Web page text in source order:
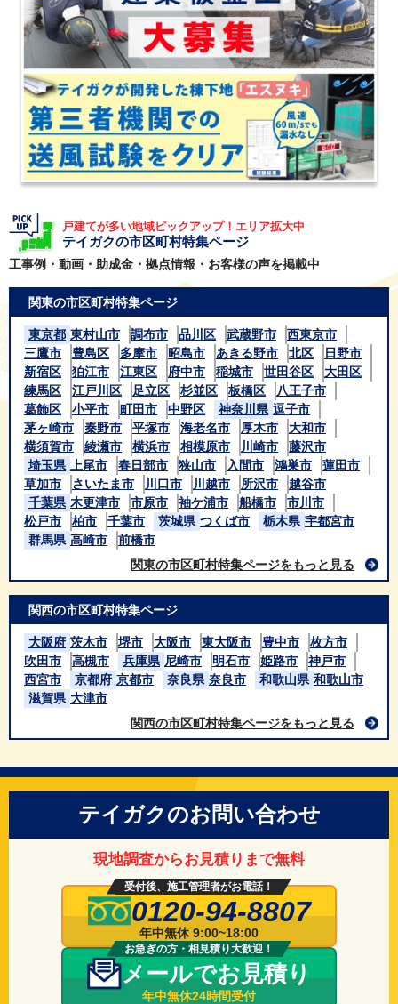
戸建てが多い地域ピックアップ！エリア拡大中
テイガクの市区町村特集ページ
工事例・動画・助成金・拠点情報・お客様の声を掲載中
関東の市区町村特集ページ
東京都 東村山市 調布市 品川区 武蔵野市
西東京市
三鷹市
豊島区 多摩市 昭島市 あきる野市 北区
日野市
新宿区
狛江市 江東区 府中市 稲城市 世田谷区
大田区
練馬区
江戸川区 足立区 杉並区 板橋区
八王子市
葛飾区
小平市 町田市 中野区 神奈川県 逗子市
茅ヶ崎市
秦野市 平塚市 海老名市 厚木市
大和市
横須賀市
綾瀬市 横浜市 相模原市 川崎市
藤沢市
埼玉県
上尾市 春日部市 狭山市 入間市 鴻巣市
蓮田市
草加市
さいたま市 川口市 川越市 所沢市
越谷市
千葉県 木更津市 市原市 袖ケ浦市 船橋市
市川市
松戸市
柏市 千葉市 茨城県 つくば市 栃木県 宇都宮市
群馬県 高崎市
前橋市
関東の市区町村特集ページをもっと見る
関西の市区町村特集ページ
大阪府 茨木市 堺市 大阪市 東大阪市 豊中市
枚方市
吹田市
高槻市 兵庫県 尼崎市 明石市 姫路市
神戸市
西宮市
京都府 京都市 奈良県 奈良市 和歌山県 和歌山市
滋賀県 大津市
関西の市区町村特集ページをもっと見る
テイガクのお問い合わせ
現地調査からお見積りまで無料
受付後、施工管理者がお電話！
0120-94-8807
年中無休 9:00~18:00
お急ぎの方・相見積り大歓迎！
メールでお見積り
年中無休24時間受付